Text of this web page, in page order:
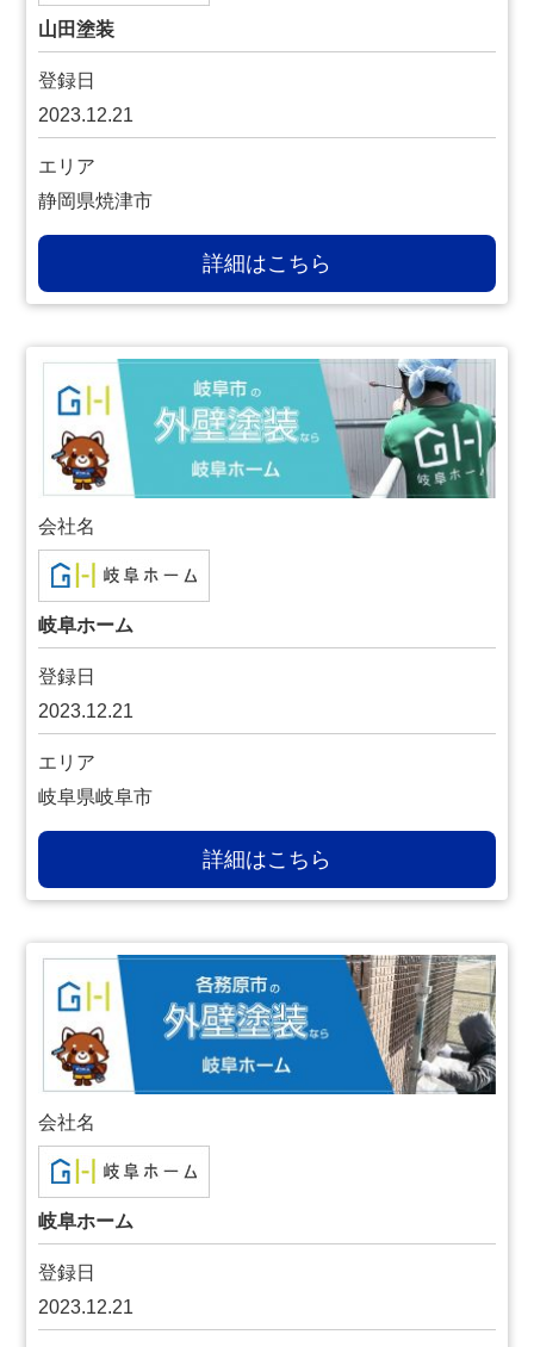
山田塗装
登録日
2023.12.21
エリア
静岡県焼津市
詳細はこちら
会社名
岐阜ホーム
登録日
2023.12.21
エリア
岐阜県岐阜市
詳細はこちら
会社名
岐阜ホーム
登録日
2023.12.21